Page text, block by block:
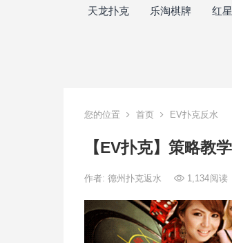
天龙扑克 乐淘棋牌 红
您的位置 首页 EV扑克反水
【EV扑克】策略教
作者: 德州扑克返水 1,134阅读